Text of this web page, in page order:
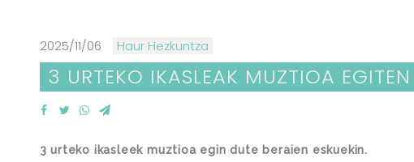
2025/11/06 Haur Hezkuntza
3 URTEKO IKASLEAK MUZTIOA EGITEN
3 urteko ikasleek muztioa egin dute beraien eskuekin.